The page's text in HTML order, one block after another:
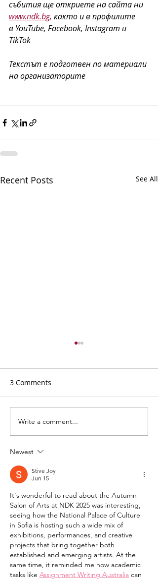
събития ще откриете на сайта ни
www.ndk.bg, както и в профилите
в YouTube, Facebook, Instagram и
TikTok
Текстът е подготвен по материали
на организаторите
Recent Posts See All
Фестивалната
атмосфера в Бургас
3 Comments
Write a comment...
Newest
Stive Joy
Jun 15
It's wonderful to read about the Autumn
Salon of Arts at NDK 2025 was interesting,
seeing how the National Palace of Culture
in Sofia is hosting such a wide mix of
exhibitions, performances, and creative
projects that bring together both
established and emerging artists. At the
same time, it reminded me how academic
tasks like Assignment Writing Australia can